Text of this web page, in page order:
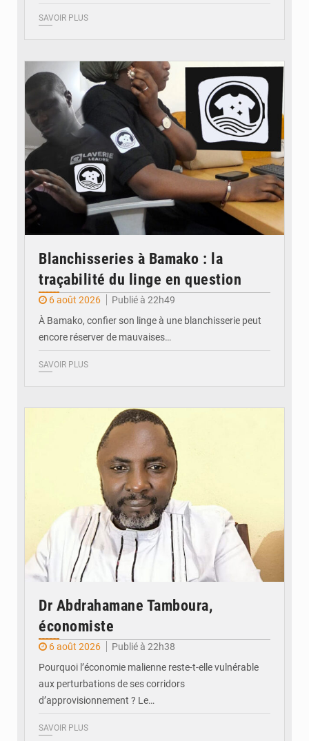
SAVOIR PLUS
Blanchisseries à Bamako : la
traçabilité du linge en question
6 août 2026
Publié à 22h49
À Bamako, confier son linge à une blanchisserie peut
encore réserver de mauvaises…
SAVOIR PLUS
Dr Abdrahamane Tamboura,
économiste
6 août 2026
Publié à 22h38
Pourquoi l’économie malienne reste-t-elle vulnérable
aux perturbations de ses corridors
d’approvisionnement ? Le…
SAVOIR PLUS